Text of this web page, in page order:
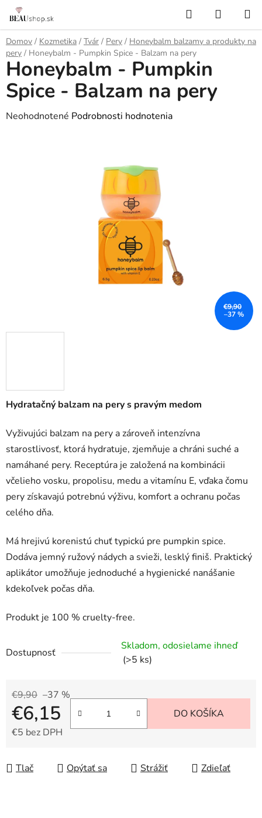
Prejsť
obsah
Hľadať
KOŠÍK
Domov / Kozmetika / Tvár / Pery / Honeybalm balzamy a produkty na
pery / Honeybalm - Pumpkin Spice - Balzam na pery
Hydratačný balzam na pery s pravým medom
Vyživujúci balzam na pery a zároveň intenzívna
starostlivosť, ktorá hydratuje, zjemňuje a chráni suché a
namáhané pery. Receptúra je založená na kombinácii
včelieho vosku, propolisu, medu a vitamínu E, vďaka čomu
pery získavajú potrebnú výživu, komfort a ochranu počas
celého dňa.
Má hrejivú korenistú chuť typickú pre pumpkin spice.
Dodáva jemný ružový nádych a svieži, lesklý finiš. Praktický
aplikátor umožňuje jednoduché a hygienické nanášanie
kdekoľvek počas dňa.
Produkt je 100 % cruelty-free.
Dostupnosť
Skladom, odosielame ihneď
(>5 ks)
€9,90 –37 %
€6,15
€5 bez DPH
DO KOŠÍKA
Tlač Opýtať sa Strážiť Zdieľať
Honeybalm - Pumpkin
Spice - Balzam na pery
Priemerné
Neohodnotené Podrobnosti hodnotenia
€9,90
–37 %